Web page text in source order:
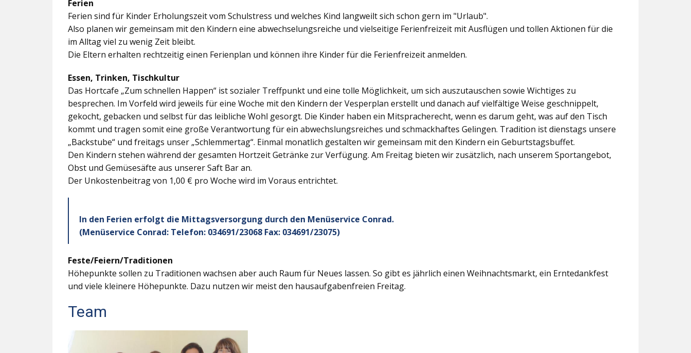
Ferien
Ferien sind für Kinder Erholungszeit vom Schulstress und welches Kind langweilt sich schon gern im "Urlaub".
Also planen wir gemeinsam mit den Kindern eine abwechselungsreiche und vielseitige Ferienfreizeit mit Ausflügen und tollen Aktionen für die
im Alltag viel zu wenig Zeit bleibt.
Die Eltern erhalten rechtzeitig einen Ferienplan und können ihre Kinder für die Ferienfreizeit anmelden.
Essen, Trinken, Tischkultur
Das Hortcafe „Zum schnellen Happen“ ist sozialer Treffpunkt und eine tolle Möglichkeit, um sich auszutauschen sowie Wichtiges zu
besprechen. Im Vorfeld wird jeweils für eine Woche mit den Kindern der Vesperplan erstellt und danach auf vielfältige Weise geschnippelt,
gekocht, gebacken und selbst für das leibliche Wohl gesorgt. Die Kinder haben ein Mitspracherecht, wenn es darum geht, was auf den Tisch
kommt und tragen somit eine große Verantwortung für ein abwechslungsreiches und schmackhaftes Gelingen. Tradition ist dienstags unsere
„Backstube“ und freitags unser „Schlemmertag“. Einmal monatlich gestalten wir gemeinsam mit den Kindern ein Geburtstagsbuffet.
Den Kindern stehen während der gesamten Hortzeit Getränke zur Verfügung. Am Freitag bieten wir zusätzlich, nach unserem Sportangebot,
Obst und Gemüsesäfte aus unserer Saft Bar an.
Der Unkostenbeitrag von 1,00 € pro Woche wird im Voraus entrichtet.
In den Ferien erfolgt die Mittagsversorgung durch den Menüservice Conrad.
(Menüservice Conrad: Telefon: 034691/23068 Fax: 034691/23075)
Feste/Feiern/Traditionen
Höhepunkte sollen zu Traditionen wachsen aber auch Raum für Neues lassen. So gibt es jährlich einen Weihnachtsmarkt, ein Erntedankfest
und viele kleinere Höhepunkte. Dazu nutzen wir meist den hausaufgabenfreien Freitag.
Team